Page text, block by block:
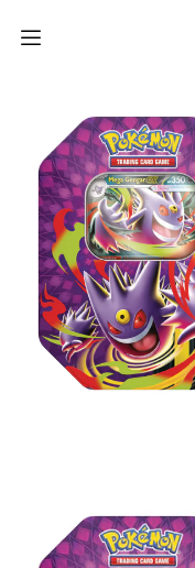
Pokémon TCG Mega